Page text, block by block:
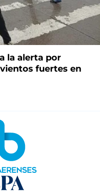
la alerta por
fuertes en